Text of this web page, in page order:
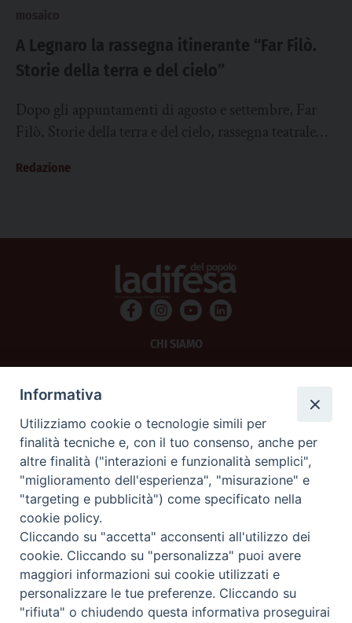
A Legnaro la rassegna itinerante “Far Filò.
Storie della terra e del cielo”
Dopo gli appuntamenti di agosto e settembre, Far
Filò. Storie della terra e del cielo, rassegna teatrale
Redazione
CHI SIAMO
SCRIVICI
La Difesa srl - P.iva 05125420280
La Difesa del Popolo percepisce i contributi pubblici all'editoria.
La Difesa del Popolo, tramite la Fisc (Federazione Italiana Settimanali Cattolici)
ha aderito allo IAP (Istituto dell'Autodisciplina Pubblicitaria) accettando il Codice
di Autodisciplina della Comunicazione Commerciale.
La Difesa del Popolo è una testata registrata presso il Tribunale di Padova
decreto del 15 giugno 1950 al n. 37 del registro periodici.
Informativa
Utilizziamo cookie o tecnologie simili per
finalità tecniche e, con il tuo consenso, anche per
altre finalità ("interazioni e funzionalità semplici",
"miglioramento dell'esperienza", "misurazione" e
"targeting e pubblicità") come specificato nella
cookie policy.
Cliccando su "accetta" acconsenti all'utilizzo dei
cookie. Cliccando su "personalizza" puoi avere
maggiori informazioni sui cookie utilizzati e
personalizzare le tue preferenze. Cliccando su
"rifiuta" o chiudendo questa informativa proseguirai